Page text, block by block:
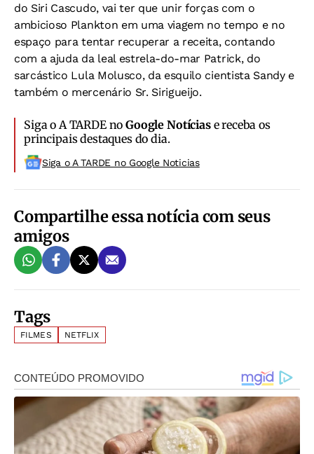
do Siri Cascudo, vai ter que unir forças com o
ambicioso Plankton em uma viagem no tempo e no
espaço para tentar recuperar a receita, contando
com a ajuda da leal estrela-do-mar Patrick, do
sarcástico Lula Molusco, da esquilo cientista Sandy e
também o mercenário Sr. Sirigueijo.
Siga o A TARDE noGoogle Notíciase receba os
principais destaques do dia.
Siga o A TARDE no Google Noticias
Compartilhe essa notícia com seus
amigos
Tags
FILMES NETFLIX